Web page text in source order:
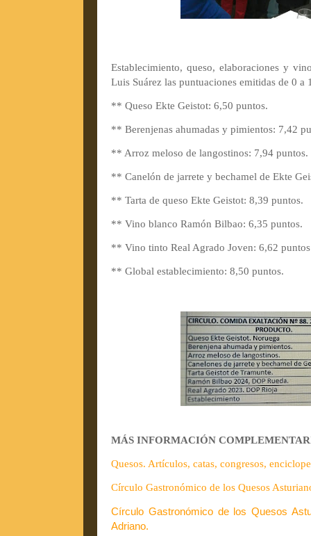
Establecimiento, queso, elaboraciones y
Luis Suárez las puntuaciones emitidas de 0 a
** Queso Ekte Geistot: 6,50 puntos.
** Berenjenas ahumadas y pimientos: 7,42
** Arroz meloso de langostinos: 7,94 puntos.
** Canelón de jarrete y bechamel de Ekte
** Tarta de queso Ekte Geistot: 8,39 puntos.
** Vino blanco Ramón Bilbao: 6,35 puntos.
** Vino tinto Real Agrado Joven: 6,62
** Global establecimiento: 8,50 puntos.
MÁS INFORMACIÓN
Quesos. Artículos, catas, congresos,
Círculo Gastronómico de los Quesos
Círculo Gastronómico de los Quesos
Adriano.